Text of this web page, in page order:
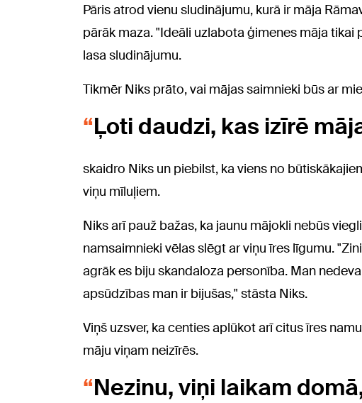
Pāris atrod vienu sludinājumu, kurā ir māja
pārāk maza. "Ideāli uzlabota ģimenes māja
lasa sludinājumu.
Tikmēr Niks prāto, vai mājas saimnieki būs ar
Ļoti daudzi, kas izīrē
skaidro Niks un piebilst, ka viens no
viņu mīluļiem.
Niks arī pauž bažas, ka jaunu mājokli nebūs
namsaimnieki vēlas slēgt ar viņu īres līgumu.
agrāk es biju skandaloza personība. Man
apsūdzības man ir bijušas," stāsta Niks.
Viņš uzsver, ka centies aplūkot arī citus īres
māju viņam neizīrēs.
Nezinu, viņi laikam